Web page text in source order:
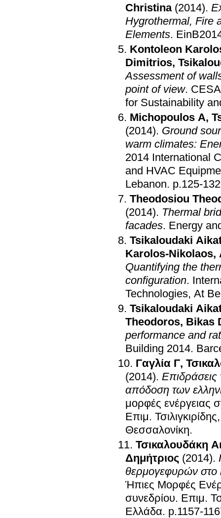
Christina (2014).
Hygrothermal, Fire
Elements.
Kontoleon
Dimitrios,
Assessment of
point of view.
for Sustainability
Michopoulos A,
(2014). Ground
warm climates:
2014 International
and HVAC
Lebanon. p.125-132
Theodosiou
(2014). Thermal
facades. Energy
Tsikaloudaki
Karolos-Nikolaos,
Quantifying the
configuration.
Technologies, At
Tsikaloudaki
Theodoros, Bikas
performance and
Building 2014.
Γαγλία Γ,
(2014).
απόδοση των
μορφές ενέργειας
Επιμ.
Θεσσαλονίκη.
Τσικαλουδάκη
Δημήτριος (2014).
θερμογεφυρών στο
Ήπιες Μορφές
συνεδρίου. Επιμ.
Ελλάδα. p.1157-